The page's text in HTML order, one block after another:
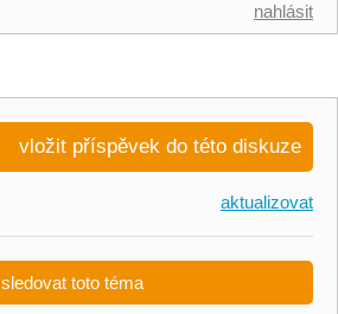
nahlásit
vložit příspěvek do této diskuze
aktualizovat
sledovat toto téma